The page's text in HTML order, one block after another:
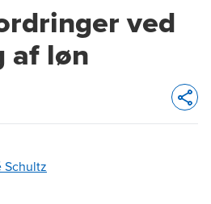
ved
af løn
Schultz